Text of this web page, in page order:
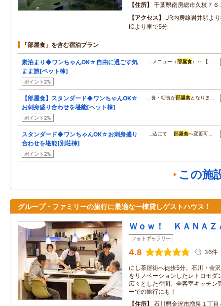
住所
千葉県南房総市久枝７６
アクセス
JR内房線岩井駅よ
ICより車で5分
「部屋食」を含む宿泊プラン
素泊まり◆ワンちゃんOK☆自由に過ごす気
まま旅[ペット棟]
ポイント2%
…メニュー（部屋食）～ 【…
【部屋食】スタンダード◆ワンちゃんOK☆
お刺身盛り合わせを堪能[ペット棟]
ポイント2%
…食・朝食が部屋食となりま…
スタンダード◆ワンちゃんOK☆お刺身盛り
合わせを堪能[別荘棟]
ポイント2%
…込にて部屋食へ変更可…
この施
グループ・ファミリーの旅行に最適な一棟貸しゲストハウス！
Ｗｏｗ！ ＫＡＮＡ
フォトギャラリー
4.8 36件
にし茶屋街へ徒歩5分。石川・金
をリノベーションしたレトロモダ
広々とした空間、全客室キッチン
ーでの旅行にも！
住所
石川県金沢市増泉１丁目